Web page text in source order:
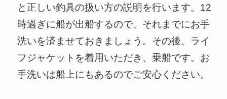
と正しい釣具の扱い方の説明を行います。12
時過ぎに船が出船するので、それまでにお手
洗いを済ませておきましょう。その後、ライ
フジャケットを着用いただき、乗船です。お
手洗いは船上にもあるのでご安心ください。